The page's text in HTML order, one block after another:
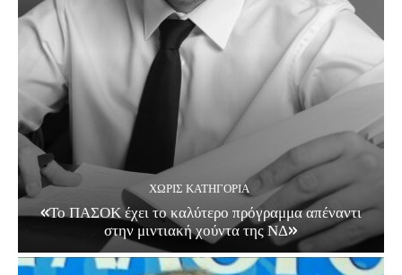
ΧΩΡΊΣ ΚΑΤΗΓΟΡΊΑ
«Το ΠΑΣΟΚ έχει το καλύτερο πρόγραμμα απέναντι
στην μιντιακή χούντα της ΝΔ»